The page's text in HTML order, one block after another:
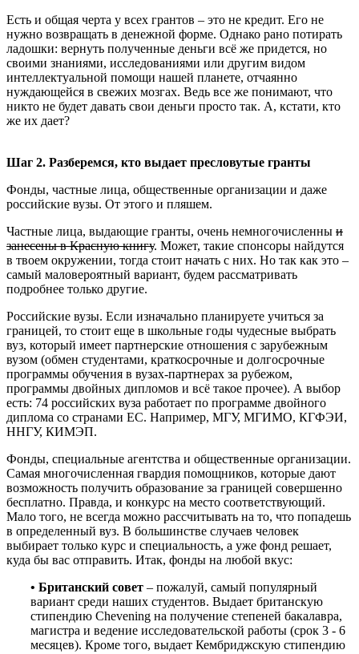
Есть и общая черта у всех грантов – это не кредит. Его не
нужно возвращать в денежной форме. Однако рано потирать
ладошки: вернуть полученные деньги всё же придется, но
своими знаниями, исследованиями или другим видом
интеллектуальной помощи нашей планете, отчаянно
нуждающейся в свежих мозгах. Ведь все же понимают, что
никто не будет давать свои деньги просто так. А, кстати, кто
же их дает?
Шаг 2. Разберемся, кто выдает пресловутые гранты
Фонды, частные лица, общественные организации и даже
российские вузы. От этого и пляшем.
Частные лица, выдающие гранты, очень немногочисленны и
занесены в Красную книгу. Может, такие спонсоры найдутся
в твоем окружении, тогда стоит начать с них. Но так как это –
самый маловероятный вариант, будем рассматривать
подробнее только другие.
Российские вузы. Если изначально планируете учиться за
границей, то стоит еще в школьные годы чудесные выбрать
вуз, который имеет партнерские отношения с зарубежным
вузом (обмен студентами, краткосрочные и долгосрочные
программы обучения в вузах-партнерах за рубежом,
программы двойных дипломов и всё такое прочее). А выбор
есть: 74 российских вуза работает по программе двойного
диплома со странами ЕС. Например, МГУ, МГИМО, КГФЭИ,
ННГУ, КИМЭП.
Фонды, специальные агентства и общественные организации.
Самая многочисленная гвардия помощников, которые дают
возможность получить образование за границей совершенно
бесплатно. Правда, и конкурс на место соответствующий.
Мало того, не всегда можно рассчитывать на то, что попадешь
в определенный вуз. В большинстве случаев человек
выбирает только курс и специальность, а уже фонд решает,
куда бы вас отправить. Итак, фонды на любой вкус:
• Британский совет – пожалуй, самый популярный
вариант среди наших студентов. Выдает британскую
стипендию Chevening на получение степеней бакалавра,
магистра и ведение исследовательской работы (срок 3 - 6
месяцев). Кроме того, выдает Кембриджскую стипендию